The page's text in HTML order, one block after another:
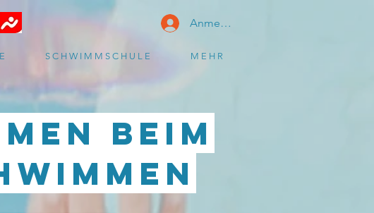
S C H W I M M S C H U L E M E H R
Anmelden
beim